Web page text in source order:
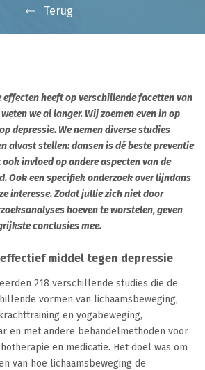
Terug
effecten heeft op verschillende facetten van
we al langer. Wij zoemen even in op
depressie. We nemen diverse studies
alvast stellen: dansen is dé beste preventie
invloed op andere aspecten van de
Ook een specifiek onderzoek over lijndans
interesse. Zodat jullie zich niet door
hoeven te worstelen, geven
conclusies mee.
middel tegen depressie
218 verschillende studies die de
vormen van lichaamsbeweging,
en yogabeweging,
en met andere behandelmethoden voor
en medicatie. Het doel was om
van hoe lichaamsbeweging de